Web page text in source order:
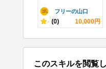
フリーの山口
- (0) 10,000円
このスキルを閲覧